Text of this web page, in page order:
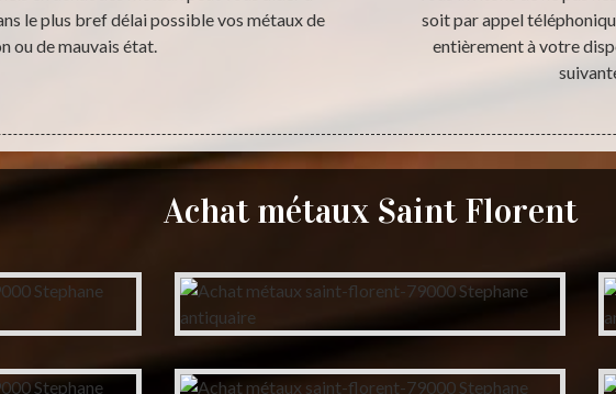
le plus bref délai possible vos métaux de
ou de mauvais état.
soit par appel
entièrement à votre
Achat métaux Saint Florent